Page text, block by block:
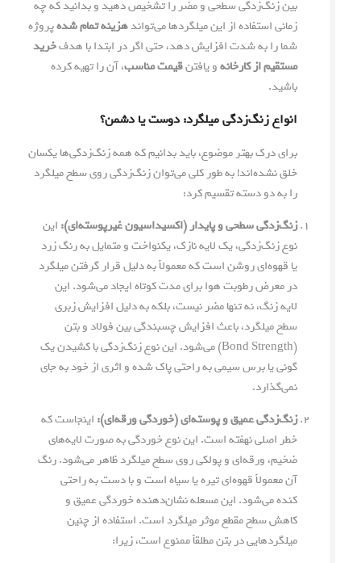
بین زنگ‌زدگی سطحی و مضر را تشخیص دهید و بدانید که چه
زمانی استفاده از این میلگردها می‌تواندهزینه تمام شدهپروژه
شما را به شدت افزایش دهد، حتی اگر در ابتدا با هدفخرید
مستقیم از کارخانهو یافتنقیمت مناسب، آن را تهیه کرده
باشید.
انواع زنگ‌زدگی میلگرد: دوست یا دشمن؟
برای درک بهتر موضوع، باید بدانیم که همه زنگ‌زدگی‌ها یکسان
خلق نشده‌اند! به طور کلی می‌توان زنگ‌زدگی روی سطح میلگرد
را به دو دسته تقسیم کرد:
زنگ‌زدگی سطحی و پایدار (اکسیداسیون غیرپوسته‌ای): این
نوع زنگ‌زدگی، یک لایه نازک، یکنواخت و متمایل به رنگ زرد
یا قهوه‌ای روشن است که معمولاً به دلیل قرار گرفتن میلگرد
در معرض رطوبت هوا برای مدت کوتاه ایجاد می‌شود. این
لایه زنگ، نه تنها مضر نیست، بلکه به دلیل افزایش زبری
سطح میلگرد، باعث افزایش چسبندگی بین فولاد و بتن
(Bond Strength) می‌شود. این نوع زنگ‌زدگی با کشیدن یک
گونی یا برس سیمی به راحتی پاک شده و اثری از خود به جای
نمی‌گذارد.
زنگ‌زدگی عمیق و پوسته‌ای (خوردگی ورقه‌ای): اینجاست که
خطر اصلی نهفته است. این نوع خوردگی به صورت لایه‌های
ضخیم، ورقه‌ای و پولکی روی سطح میلگرد ظاهر می‌شود. رنگ
آن معمولاً قهوه‌ای تیره یا سیاه است و با دست به راحتی
کنده می‌شود. این مسعله نشان‌دهنده خوردگی عمیق و
کاهش سطح مقطع موثر میلگرد است. استفاده از چنین
میلگردهایی در بتن مطلقاً ممنوع است، زیرا: